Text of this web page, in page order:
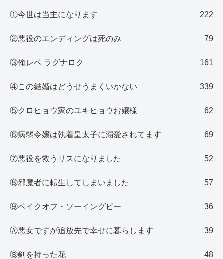
①今世は当主になります 222
②悪役のエンディングは死のみ 79
③俺レベ ラグナロク 161
④この結婚はどうせうまくいかない 339
⑤クロヒョウ家のユキヒョウお嬢様 62
⑥病弱令嬢は執着皇太子に溺愛されてます 69
⑦悪役を救うリスになりました 52
⑧邪魔者に転生してしまいました 57
⑨ベイクオフ・ソーイングビー 36
Ⓐ悪女ですが追放先で幸せに暮らします 39
Ⓑ剣を持った花 48